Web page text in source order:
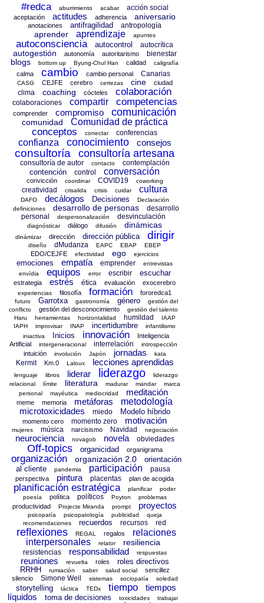
#redca aburrimiento acabar acción social
aceptación actitudes adherencia aniversario
anotaciones antifragilidad antropología
aprender aprendizaje apuntes
autoconsciencia autocontrol autocrítica
autogestión autonomía autoritarismo bienestar
blogs bottom up Byung-Chul Han calidad caligrafía
calma cambio cambio personal Canarias
CASG CEJFE cerebro certezas cine ciudad
clima coaching cócteles colaboración
colaboraciones compartir competencias
comprender compromiso comunicación
comunidad Comunidad de práctica
conceptos conectar conferencias
confianza conocimiento consejos
consultoría consultoría artesana
consultoría de autor contacto contemplación
contención control conversación
convicción coordinar COVID19 coworking
creatividad crisalida crisis cuidar cultura
DAFO decálogos Decisiones
Declaración
definiciones
desarrollo de personas
desarrollo
personal
despersonalización desvinculación
diagnósticar diálogo difusión dinámicas
dinámizar dirección dirección pública dirigir
diseño dMudanza EAPC EBAP EBEP
EDO/CEJFE efectividad ego ejercicios
emociones empatía emprender
entrevistas
envídia
equipos error escribir escuchar
estrategia estrés ética evaluación exocerebro
experiencias filosofía formación fororedca1
futuro Garrotxa gastronomía género
gestión del
conflicto
gestión del desconocimiento
gestión del talento
Haru
herramientas horizontalidad humildad
IAAP
IAPH
improvisar INAP incertidumbre
infantilismo
iniactiva
Inicios innovación
Inteligencia
Artificial
intergeneracional interrelación introspección
intuición involución Japón jornadas kata
Kermit Km.0 Laloux lecciones aprendidas
lenguaje libros liderar liderazgo
liderazgo
relacional
límite literatura madurar mandar
marca
personal
mayéutica mediocridad meditación
meme memoria metáforas
metodología
microtoxicidades
miedo Modelo híbrido
momento cero momento zero motivación
mujeres música narcisismo Navidad negociación
neurociencia novagob novela obviedades
Off-topics organicidad organigrama
organización organización 2.0
orientación
al cliente
pandemia participación pausa
perspectiva pintura placentas plan de acogida
planificación estratégica planificar
poder
poesía
política políticos Poyton problemas
productividad Projecte Miranda prompt proyectos
psicopatía psicopatología publicidad
queja
recomendaciones
recuerdos recursos red
reflexiones REGAL regalos
relaciones
interpersonales
relator resiliencia
resistencias responsabilidad respuestas
reuniones revuelta roles
roles directivos
RRHH
rumiación saber salud social
sencillez
silencio
Simone Weil sistemas sociopatía soledad
storytelling táctica TEDx tiempo
tiempos
líquidos
toma de decisiones toxicidades trabajar